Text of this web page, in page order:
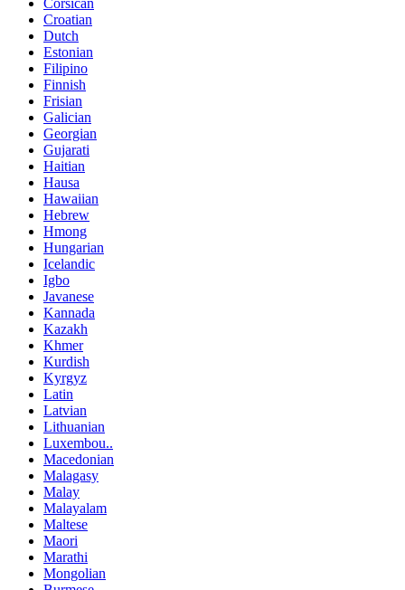
Corsican
Croatian
Dutch
Estonian
Filipino
Finnish
Frisian
Galician
Georgian
Gujarati
Haitian
Hausa
Hawaiian
Hebrew
Hmong
Hungarian
Icelandic
Igbo
Javanese
Kannada
Kazakh
Khmer
Kurdish
Kyrgyz
Latin
Latvian
Lithuanian
Luxembou..
Macedonian
Malagasy
Malay
Malayalam
Maltese
Maori
Marathi
Mongolian